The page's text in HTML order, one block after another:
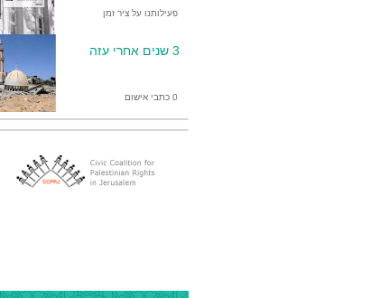
פעילותנו על ציר זמן
3 שנים אחרי עזה
0 כתבי אישום